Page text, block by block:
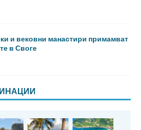
и вековни манастири примамват
в Своге